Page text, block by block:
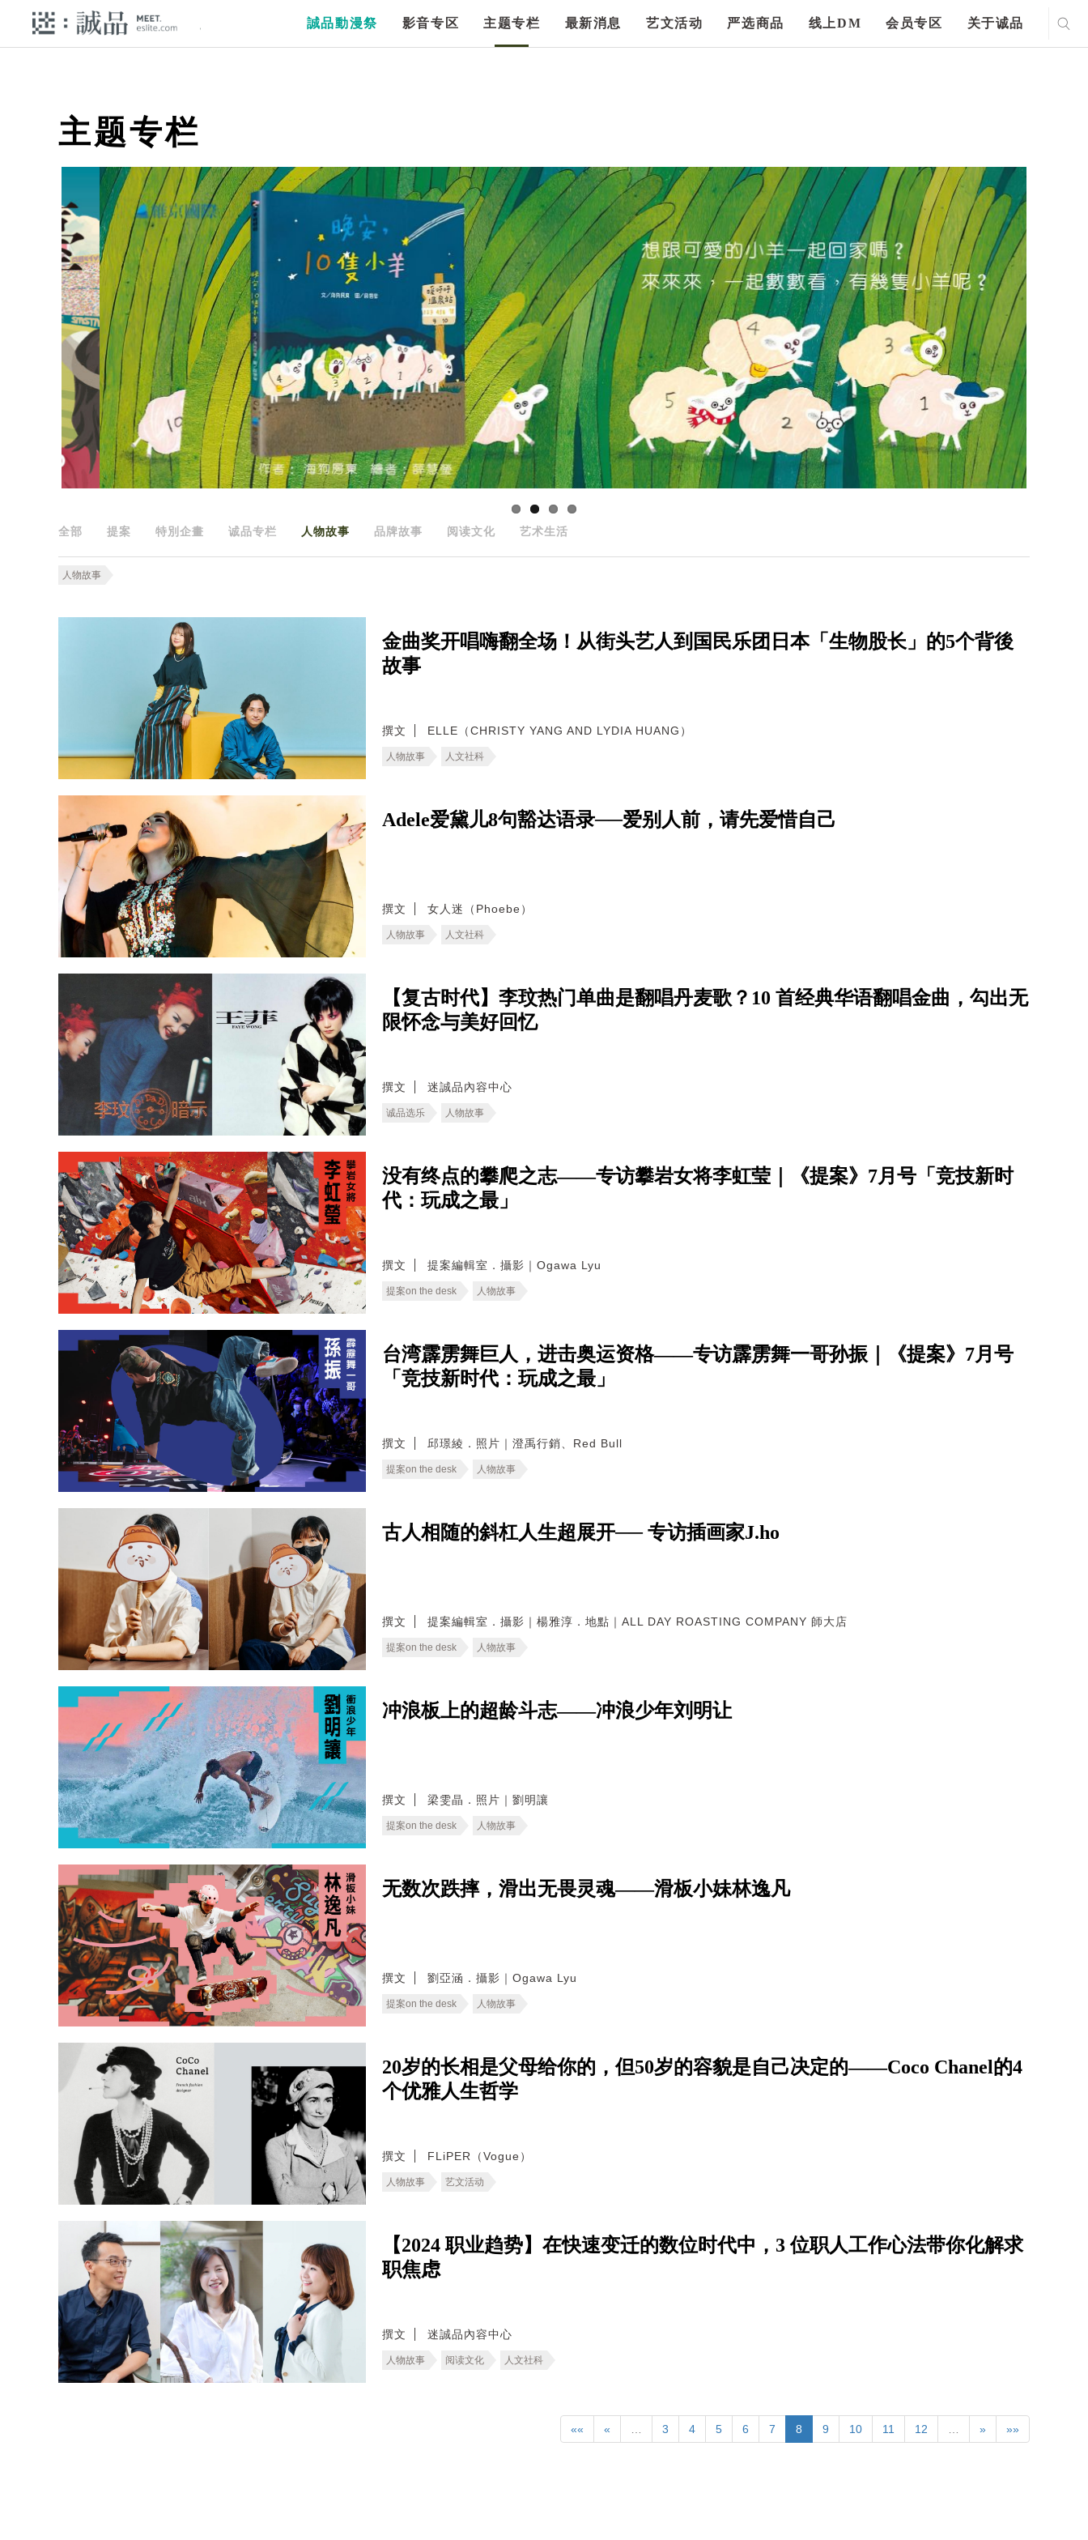
誠品動漫祭 影音专区 主题专栏 最新消息 艺文活动 严选商品 线上DM 会员专区 关于诚品
主题专栏
全部 提案 特別企畫 诚品专栏 人物故事 品牌故事 阅读文化 艺术生活
人物故事
金曲奖开唱嗨翻全场！从街头艺人到国民乐团日本「生物股长」的5个背後
故事
撰文 ELLE（CHRISTY YANG AND LYDIA HUANG）
人物故事 人文社科
Adele爱黛儿8句豁达语录──爱别人前，请先爱惜自己
撰文 女人迷（Phoebe）
人物故事 人文社科
【复古时代】李玟热门单曲是翻唱丹麦歌？10 首经典华语翻唱金曲，勾出无
限怀念与美好回忆
撰文 迷誠品內容中心
诚品选乐 人物故事
没有终点的攀爬之志——专访攀岩女将李虹莹｜《提案》7月号「竞技新时
代：玩成之最」
撰文 提案編輯室．攝影｜Ogawa Lyu
提案on the desk 人物故事
台湾霹雳舞巨人，进击奥运资格——专访霹雳舞一哥孙振｜《提案》7月号
「竞技新时代：玩成之最」
撰文 邱璟綾．照片｜澄禹行銷、Red Bull
提案on the desk 人物故事
古人相随的斜杠人生超展开── 专访插画家J.ho
撰文 提案編輯室．攝影｜楊雅淳．地點｜ALL DAY ROASTING COMPANY 師大店
提案on the desk 人物故事
冲浪板上的超龄斗志——冲浪少年刘明让
撰文 梁雯晶．照片｜劉明讓
提案on the desk 人物故事
无数次跌摔，滑出无畏灵魂——滑板小妹林逸凡
撰文 劉亞涵．攝影｜Ogawa Lyu
提案on the desk 人物故事
20岁的长相是父母给你的，但50岁的容貌是自己决定的——Coco Chanel的4
个优雅人生哲学
撰文 FLiPER（Vogue）
人物故事 艺文活动
【2024 职业趋势】在快速变迁的数位时代中，3 位职人工作心法带你化解求
职焦虑
撰文 迷誠品內容中心
人物故事 阅读文化 人文社科
«« « … 3 4 5 6 7 8 9 10 11 12 … » »»